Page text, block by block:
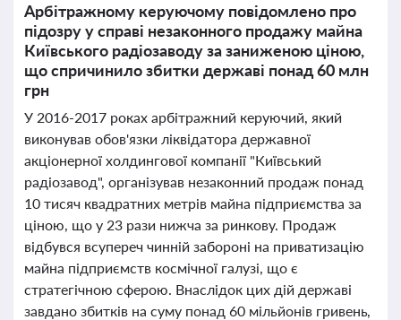
Арбітражному керуючому повідомлено про
підозру у справі незаконного продажу майна
Київського радіозаводу за заниженою ціною,
що спричинило збитки державі понад 60 млн
грн
У 2016-2017 роках арбітражний керуючий, який
виконував обов'язки ліквідатора державної
акціонерної холдингової компанії "Київський
радіозавод", організував незаконний продаж понад
10 тисяч квадратних метрів майна підприємства за
ціною, що у 23 рази нижча за ринкову. Продаж
відбувся всупереч чинній забороні на приватизацію
майна підприємств космічної галузі, що є
стратегічною сферою. Внаслідок цих дій державі
завдано збитків на суму понад 60 мільйонів гривень,